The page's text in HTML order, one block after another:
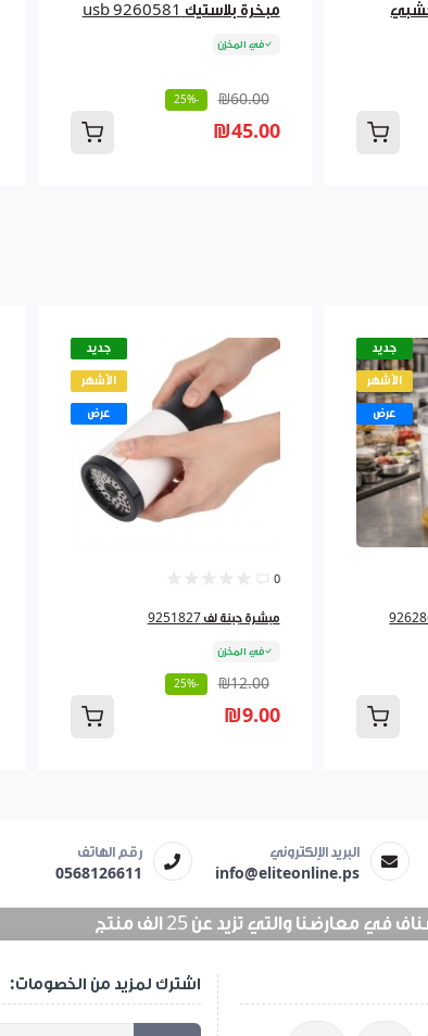
خشبي
مبخرة بلاستيك usb 9260581
في المخزن
₪60.00
-25%
₪45.00
جديد
الأشهر
عرض
جديد
الأشهر
عرض
0
مبشرة جبنة لف 9251827
في المخزن
₪12.00
-25%
₪9.00
البريد الإلكتروني
info@eliteonline.ps
رقم الهاتف
0568126611
والتي تزيد عن 25 الف منتج
اشترك لمزيد من الخصومات: